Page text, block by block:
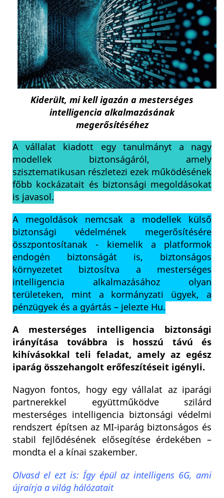
Kiderült, mi kell igazán a mesterséges
intelligencia alkalmazásának
megerősítéséhez
A vállalat kiadott egy tanulmányt a nagy
modellek biztonságáról, amely
szisztematikusan részletezi ezek működésének
főbb kockázatait és biztonsági megoldásokat
is javasol.
A megoldások nemcsak a modellek külső
biztonsági védelmének megerősítésére
összpontosítanak - kiemelik a platformok
endogén biztonságát is, biztonságos
környezetet biztosítva a mesterséges
intelligencia alkalmazásához olyan
területeken, mint a kormányzati ügyek, a
pénzügyek és a gyártás – jelezte Hu.
A mesterséges intelligencia biztonsági
irányítása továbbra is hosszú távú és
kihívásokkal teli feladat, amely az egész
iparág összehangolt erőfeszítéseit igényli.
Nagyon fontos, hogy egy vállalat az iparági
partnerekkel együttműködve szilárd
mesterséges intelligencia biztonsági védelmi
rendszert építsen az MI-iparág biztonságos és
stabil fejlődésének elősegítése érdekében –
mondta el a kínai szakember.
Olvasd el ezt is: Így épül az intelligens 6G, ami
újraírja a világ hálózatait